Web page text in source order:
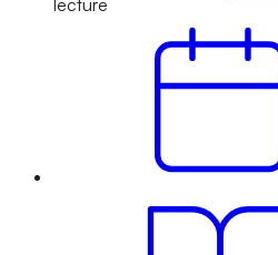
lecture